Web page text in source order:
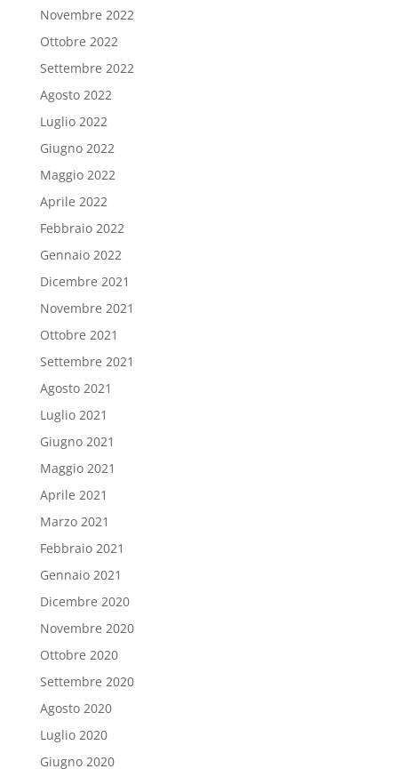
Novembre 2022
Ottobre 2022
Settembre 2022
Agosto 2022
Luglio 2022
Giugno 2022
Maggio 2022
Aprile 2022
Febbraio 2022
Gennaio 2022
Dicembre 2021
Novembre 2021
Ottobre 2021
Settembre 2021
Agosto 2021
Luglio 2021
Giugno 2021
Maggio 2021
Aprile 2021
Marzo 2021
Febbraio 2021
Gennaio 2021
Dicembre 2020
Novembre 2020
Ottobre 2020
Settembre 2020
Agosto 2020
Luglio 2020
Giugno 2020